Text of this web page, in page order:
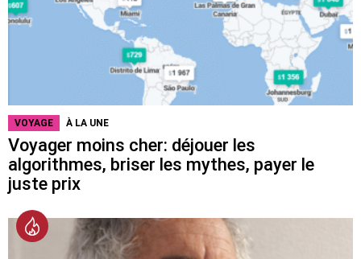
VOYAGE À LA UNE
Voyager moins cher: déjouer les
algorithmes, briser les mythes, payer le
juste prix